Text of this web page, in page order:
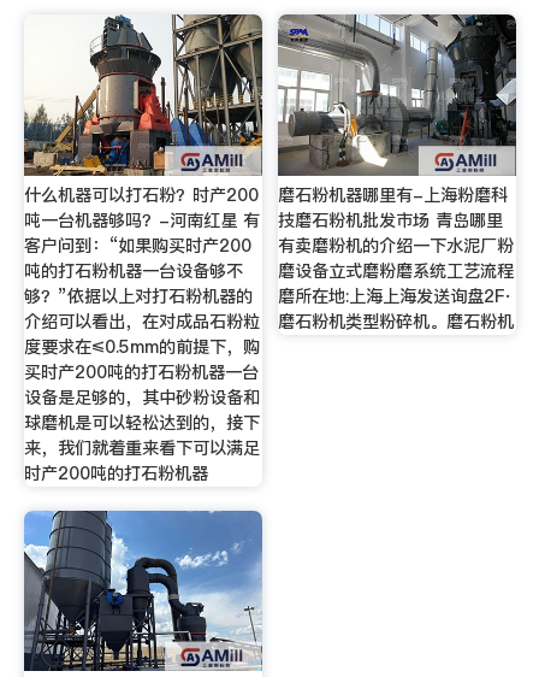
什么机器可以打石粉？时产200
吨一台机器够吗？-河南红星 有
客户问到：“如果购买时产200
吨的打石粉机器一台设备够不
够？”依据以上对打石粉机器的
介绍可以看出，在对成品石粉粒
度要求在≤0.5mm的前提下，购
买时产200吨的打石粉机器一台
设备是足够的，其中砂粉设备和
球磨机是可以轻松达到的，接下
来，我们就着重来看下可以满足
时产200吨的打石粉机器
磨石粉机器哪里有-上海粉磨科
技磨石粉机批发市场 青岛哪里
有卖磨粉机的介绍一下水泥厂粉
磨设备立式磨粉磨系统工艺流程
磨所在地:上海上海发送询盘2F·
磨石粉机类型粉碎机。磨石粉机